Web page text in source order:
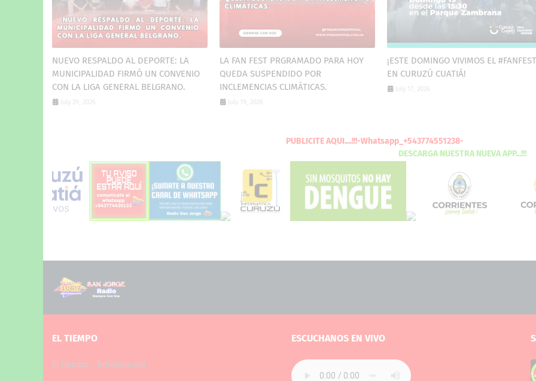
NUEVO RESPALDO AL DEPORTE: LA
MUNICIPALIDAD FIRMÓ UN CONVENIO
CON LA LIGA GENERAL BELGRANO.
July 29, 2026
LA FAN FEST PRGRAMADO PARA HOY
QUEDA SUSPENDIDO POR
INCLEMENCIAS CLIMÁTICAS.
July 19, 2026
¡ESTE DOMINGO VIVIMOS EL #FANFEST
EN CURUZÚ CUATIÁ!
July 17, 2026
....!!!-Whatsapp_+543774551238-
DESCARGANUESTRA NUEVA APP...!!!
EL TIEMPO
El tiempo - Tutiempo.net
ESCUCHANOS EN VIVO